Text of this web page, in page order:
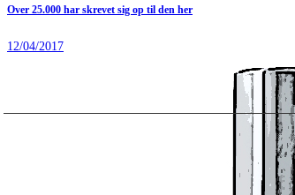
Over 25.000 har skrevet sig op til den her
12/04/2017